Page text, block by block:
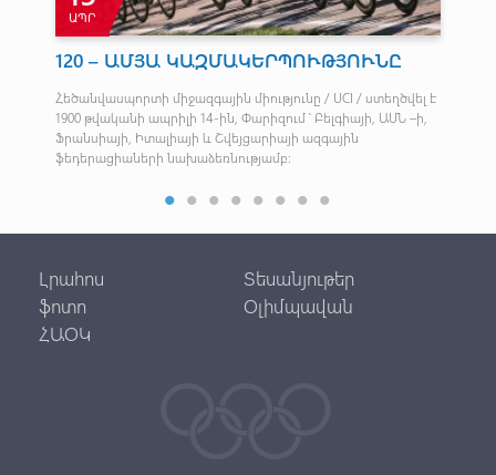
ԱՊՐ
120 – ԱՄՅԱ ԿԱԶՄԱԿԵՐՊՈՒԹՅՈՒՆԸ
Հեծանվասպորտի միջազգային միությունը / UCI / ստեղծվել է
1900 թվականի ապրիլի 14-ին, Փարիզում ՝ Բելգիայի, ԱՄՆ –ի,
Ֆրանսիայի, Իտալիայի և Շվեյցարիայի ազգային
ֆեդերացիաների նախաձեռնությամբ:
Լրահոս
Տեսանյութեր
ֆոտո
Օլիմպավան
ՀԱՕԿ